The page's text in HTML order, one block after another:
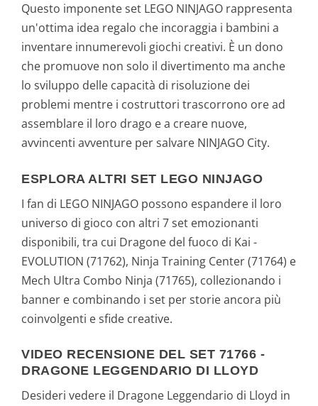
Questo imponente set LEGO NINJAGO rappresenta
un'ottima idea regalo che incoraggia i bambini a
inventare innumerevoli giochi creativi. È un dono
che promuove non solo il divertimento ma anche
lo sviluppo delle capacità di risoluzione dei
problemi mentre i costruttori trascorrono ore ad
assemblare il loro drago e a creare nuove,
avvincenti avventure per salvare NINJAGO City.
ESPLORA ALTRI SET LEGO NINJAGO
I fan di LEGO NINJAGO possono espandere il loro
universo di gioco con altri 7 set emozionanti
disponibili, tra cui Dragone del fuoco di Kai -
EVOLUTION (71762), Ninja Training Center (71764) e
Mech Ultra Combo Ninja (71765), collezionando i
banner e combinando i set per storie ancora più
coinvolgenti e sfide creative.
VIDEO RECENSIONE DEL SET 71766 -
DRAGONE LEGGENDARIO DI LLOYD
Desideri vedere il Dragone Leggendario di Lloyd in